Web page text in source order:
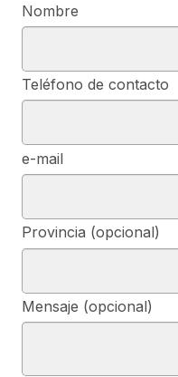
Nombre
Teléfono de contacto
e-mail
Provincia (opcional)
Mensaje (opcional)